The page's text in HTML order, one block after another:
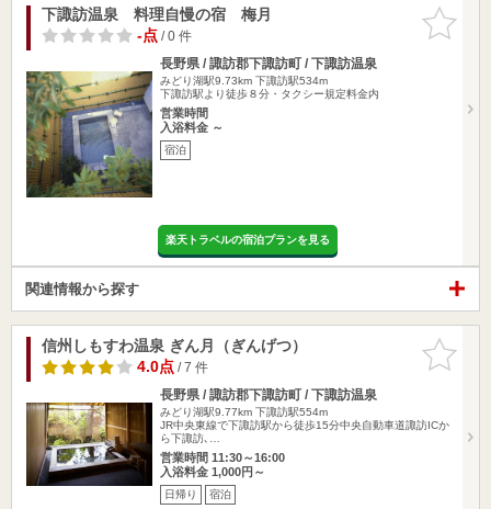
お気に入
りに追加
下諏訪温泉 料理自慢の宿 梅月
-点/ 0 件
長野県 / 諏訪郡下諏訪町 / 下諏訪温泉
みどり湖駅9.73km 下諏訪駅534m
下諏訪駅より徒歩８分・タクシー規定料金内
営業時間
入浴料金 ～
宿泊
楽天トラベルの宿泊プランを見る
関連情報から探す
お気に入
りに追加
信州しもすわ温泉 ぎん月（ぎんげつ）
4.0点/ 7 件
長野県 / 諏訪郡下諏訪町 / 下諏訪温泉
みどり湖駅9.77km 下諏訪駅554m
JR中央東線で下諏訪駅から徒歩15分中央自動車道諏訪ICか
ら下諏訪､…
営業時間 11:30～16:00
入浴料金 1,000円～
日帰り 宿泊